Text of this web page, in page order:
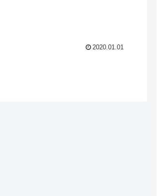
2020.01.01